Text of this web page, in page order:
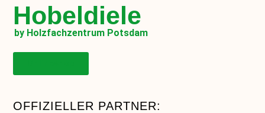
Hobeldiele
by Holzfachzentrum Potsdam
OFFIZIELLER PARTNER: